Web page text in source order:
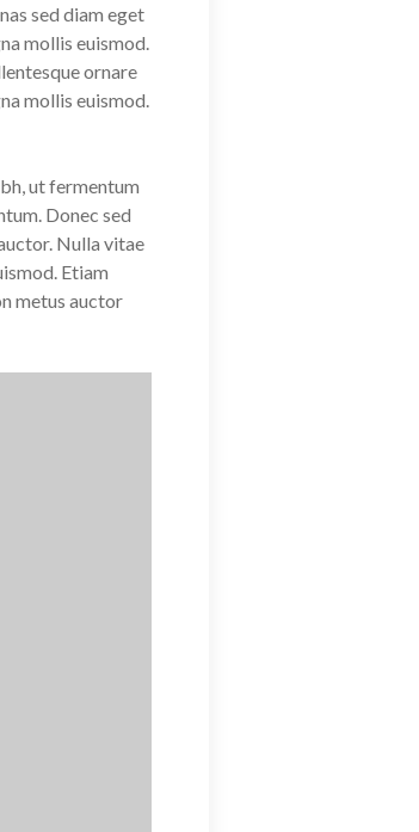
sed diam eget
mollis euismod.
ornare
mollis euismod.
ut fermentum
Donec sed
Nulla vitae
Etiam
metus auctor